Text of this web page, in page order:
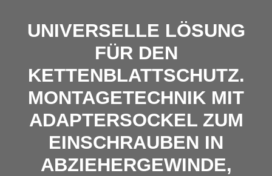
UNIVERSELLE LÖSUNG
FÜR DEN
KETTENBLATTSCHUTZ.
MONTAGETECHNIK MIT
ADAPTERSOCKEL ZUM
EINSCHRAUBEN IN
ABZIEHERGEWINDE,